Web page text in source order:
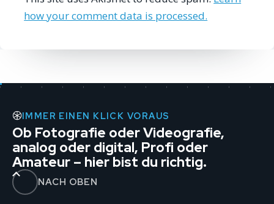
how your comment data is processed.
IMMER EINEN KLICK VORAUS
Ob Fotografie oder Videografie,
analog oder digital, Profi oder
Amateur – hier bist du richtig.
NACH OBEN